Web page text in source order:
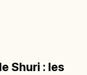
Shuri : les